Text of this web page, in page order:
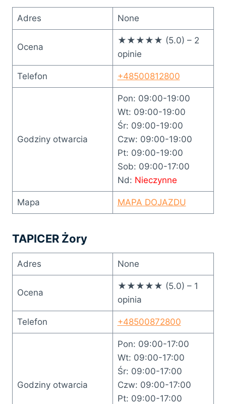
Adres None
Ocena
★★★★★ (5.0) – 2
opinie
Telefon +48500812800
Godziny otwarcia
Pon: 09:00-19:00
Wt: 09:00-19:00
Śr: 09:00-19:00
Czw: 09:00-19:00
Pt: 09:00-19:00
Sob: 09:00-17:00
Nd: Nieczynne
Mapa MAPA DOJAZDU
TAPICER Żory
Adres None
Ocena
★★★★★ (5.0) – 1
opinia
Telefon +48500872800
Godziny otwarcia
Pon: 09:00-17:00
Wt: 09:00-17:00
Śr: 09:00-17:00
Czw: 09:00-17:00
Pt: 09:00-17:00